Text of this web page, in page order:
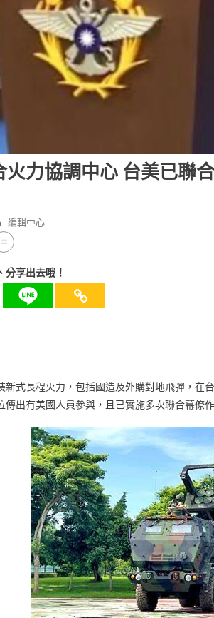
火力協調中心 台美已聯
編輯中心
=
享出去哦！
新式長程火力，包括國造及外購對地飛彈，
出有美國人員參與，且已實施多次聯合幕僚作